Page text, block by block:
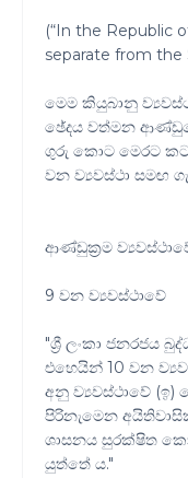
(“In the Republic
separate from the
මෙම කියුබානු
ඡේදය වත්මන
ගුරු කොට මෙරට
වන ව්‍යවස්ථා සමඟ
ආණ්ඩුක්‍රම
9 වන ව්‍යවස්ථාවේ
"ශ්‍රී ලංකා ජනරජය
එහෙයින් 10 වන
අනු ව්‍යවස්ථාවේ
පිරිනැමෙන
ශාසනය සුරක්ෂිත
යුත්තේ ය."